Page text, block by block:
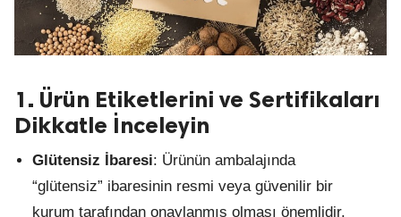
1. Ürün Etiketlerini ve Sertifikaları
Dikkatle İnceleyin
Glütensiz İbaresi: Ürünün ambalajında
“glütensiz” ibaresinin resmi veya güvenilir bir
kurum tarafından onaylanmış olması önemlidir.